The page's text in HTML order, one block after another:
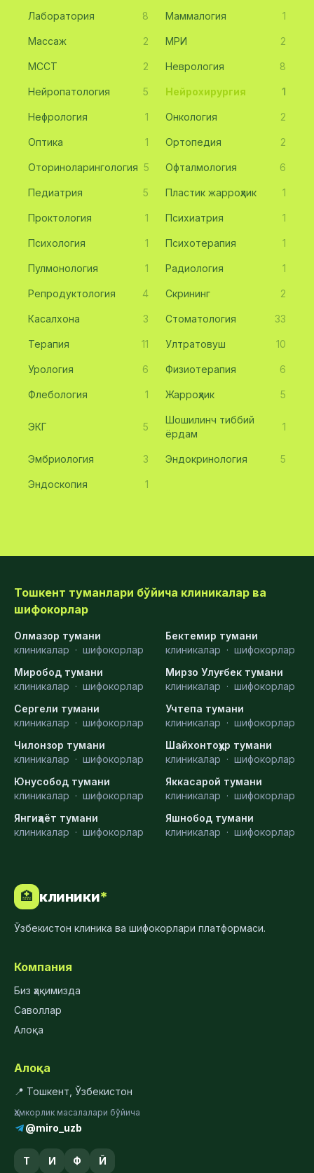
Лаборатория 8 Маммалогия 1
Массаж 2 МРИ 2
МССТ 2 Неврология 8
Нейропатология 5 Нейрохирургия 1
Нефрология 1 Онкология 2
Оптика 1 Ортопедия 2
Оториноларингология 5 Офталмология 6
Педиатрия 5 Пластик жарроҳлик 1
Проктология 1 Психиатрия 1
Психология 1 Психотерапия 1
Пулмонология 1 Радиология 1
Репродуктология 4 Скрининг 2
Касалхона 3 Стоматология 33
Терапия 11 Ултратовуш 10
Урология 6 Физиотерапия 6
Флебология 1 Жарроҳлик 5
ЭКГ 5
Шошилинч тиббий
ёрдам
1
Эмбриология 3 Эндокринология 5
Эндоскопия 1
Тошкент туманлари бўйича клиникалар ва
шифокорлар
Олмазор тумани
клиникалар · шифокорлар
Бектемир тумани
клиникалар · шифокорлар
Миробод тумани
клиникалар · шифокорлар
Мирзо Улуғбек тумани
клиникалар · шифокорлар
Сергели тумани
клиникалар · шифокорлар
Учтепа тумани
клиникалар · шифокорлар
Чилонзор тумани
клиникалар · шифокорлар
Шайхонтоҳур тумани
клиникалар · шифокорлар
Юнусобод тумани
клиникалар · шифокорлар
Яккасарой тумани
клиникалар · шифокорлар
Янгиҳаёт тумани
клиникалар · шифокорлар
Яшнобод тумани
клиникалар · шифокорлар
🏥 клиники*
Ўзбекистон клиника ва шифокорлари платформаси.
Компания
Биз ҳақимизда
Саволлар
Алоқа
Алоқа
📍 Тошкент, Ўзбекистон
Ҳамкорлик масалалари бўйича
@miro_uzb
Т И Ф Й